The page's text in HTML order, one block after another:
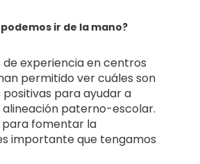
ir de la mano?
de experiencia en centros
permitido ver cuáles son
para ayudar a
paterno-escolar.
para fomentar la
importante que tengamos